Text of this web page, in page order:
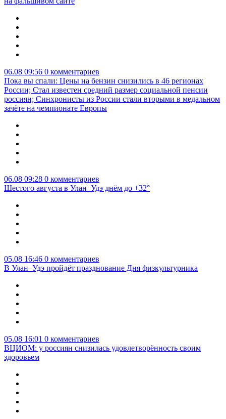
06.08 09:56 0 комментариев
Пока вы спали: Цены на бензин снизились в 46 регионах
России; Стал известен средний размер социальной пенсии
россиян; Синхронисты из России стали вторыми в медальном
зачёте на чемпионате Европы
06.08 09:28 0 комментариев
Шестого августа в Улан–Удэ днём до +32°
05.08 16:46 0 комментариев
В Улан–Удэ пройдёт празднование Дня физкультурника
05.08 16:01 0 комментариев
ВЦИОМ: у россиян снизилась удовлетворённость своим
здоровьем